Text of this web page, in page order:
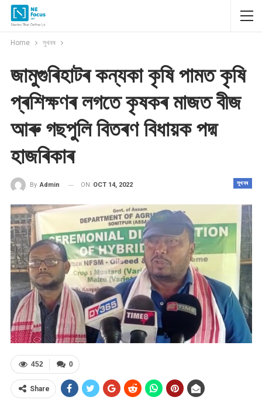
Home সুখবৰ
জামুগুৰিহাটৰ কন্যকা কৃষি পামত কৃষি
প্ৰশিক্ষণৰ লগতে কৃষকৰ মাজত বীজ
আৰু গছপুলি বিতৰণ বিধায়ক পদ্ম
হাজৰিকাৰ
সুখবৰ
By Admin ON OCT 14, 2022
0
452
Share